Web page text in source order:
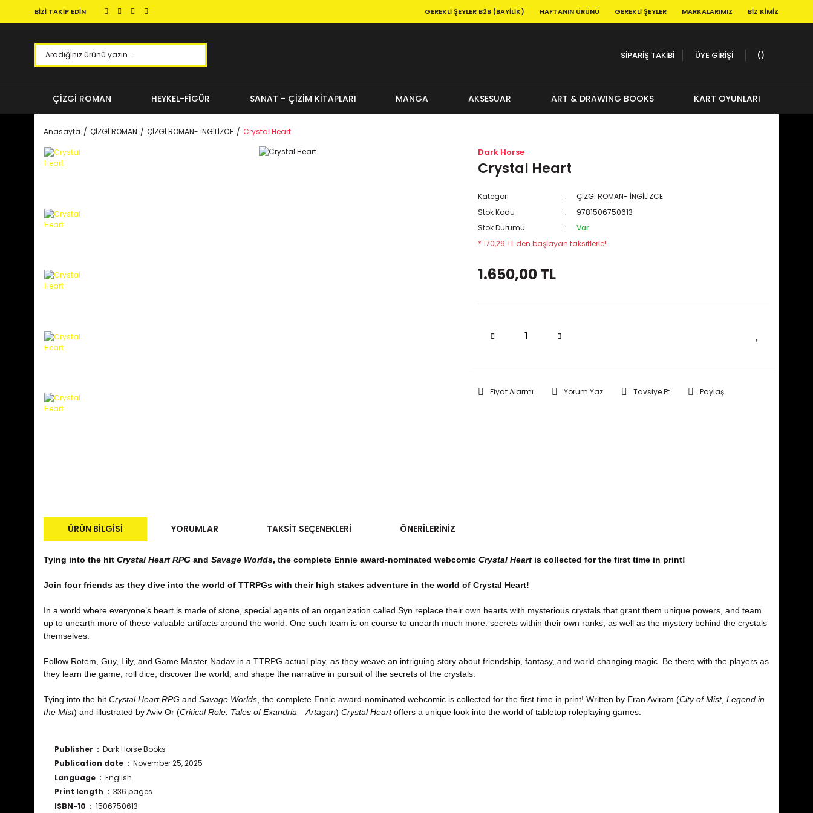
BİZİ TAKİP EDİN GEREKLI ŞEYLER B2B (BAYILIK) HAFTANIN ÜRÜNÜ GEREKLI ŞEYLER MARKALARIMIZ BIZ KIMIZ
SİPARİŞ TAKİBİ ÜYE GİRİŞİ
ÇİZGİ ROMAN HEYKEL-FİGÜR SANAT - ÇİZİM KİTAPLARI MANGA AKSESUAR ART & DRAWING BOOKS KART OYUNLARI
Anasayfa ÇİZGİ ROMAN ÇİZGİ ROMAN- İNGİLİZCE Crystal Heart
Dark Horse
Crystal Heart
Kategori
ÇİZGİ ROMAN- İNGİLİZCE
Stok Kodu
9781506750613
Stok Durumu
Var
* 170,29 TL den başlayan taksitlerle!!
1.650,00 TL
Fiyat Alarmı Yorum Yaz Tavsiye Et Paylaş
ÜRÜN BILGISI YORUMLAR TAKSIT SEÇENEKLERI ÖNERILERINIZ
Tying into the hit Crystal Heart RPG and Savage Worlds, the complete Ennie award-nominated webcomic Crystal Heart is collected for the first time in print!
Join four friends as they dive into the world of TTRPGs with their high stakes adventure in the world of Crystal Heart!
In a world where everyone’s heart is made of stone, special agents of an organization called Syn replace their own hearts with mysterious crystals that grant them unique powers, and team
up to unearth more of these valuable artifacts around the world. One such team is on course to unearth much more: secrets within their own ranks, as well as the mystery behind the crystals
themselves.
Follow Rotem, Guy, Lily, and Game Master Nadav in a TTRPG actual play, as they weave an intriguing story about friendship, fantasy, and world changing magic. Be there with the players as
they learn the game, roll dice, discover the world, and shape the narrative in pursuit of the secrets of the crystals.
Tying into the hit Crystal Heart RPG and Savage Worlds , the complete Ennie award-nominated webcomic is collected for the first time in print! Written by Eran Aviram (City of Mist, Legend in
the Mist) and illustrated by Aviv Or (Critical Role: Tales of Exandria—Artagan) Crystal Heartoffers a unique look into the world of tabletop roleplaying games.
Publisher ‏ : ‎ Dark Horse Books
Publication date ‏ : ‎ November 25, 2025
Language ‏ : ‎ English
Print length ‏ : ‎ 336 pages
ISBN-10 ‏ : ‎ 1506750613